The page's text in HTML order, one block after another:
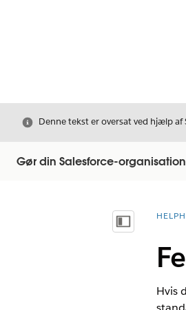
LukDenne tekst er oversat ved hjælp
Gør din Salesforce-
Vis
Hvis